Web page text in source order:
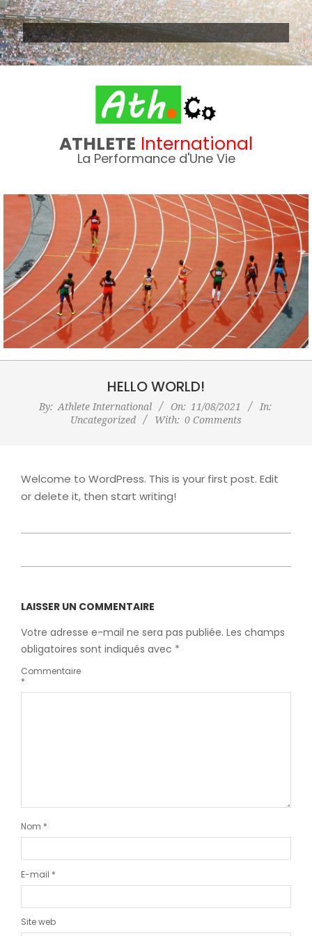
ATHLETE International
La Performance d'Une Vie
HELLO WORLD!
By: Athlete International On: 11/08/2021
In:
Uncategorized
With: 0 Comments
Welcome to WordPress. This is your first post. Edit
or delete it, then start writing!
LAISSER UN COMMENTAIRE
Votre adresse e-mail ne sera pas publiée. Les champs
obligatoires sont indiqués avec *
Commentaire
*
Nom *
E-mail *
Site web